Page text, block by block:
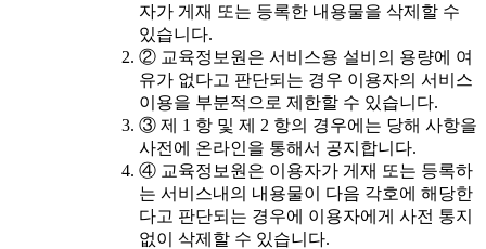
자가 게재 또는 등록한 내용물을 삭제할 수
있습니다.
② 교육정보원은 서비스용 설비의 용량에 여
유가 없다고 판단되는 경우 이용자의 서비스
이용을 부분적으로 제한할 수 있습니다.
③ 제 1 항 및 제 2 항의 경우에는 당해 사항을
사전에 온라인을 통해서 공지합니다.
④ 교육정보원은 이용자가 게재 또는 등록하
는 서비스내의 내용물이 다음 각호에 해당한
다고 판단되는 경우에 이용자에게 사전 통지
없이 삭제할 수 있습니다.